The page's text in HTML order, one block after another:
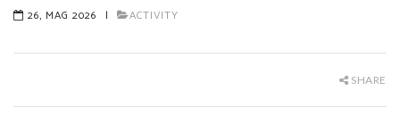
26, MAG 2026 | ACTIVITY
SHARE